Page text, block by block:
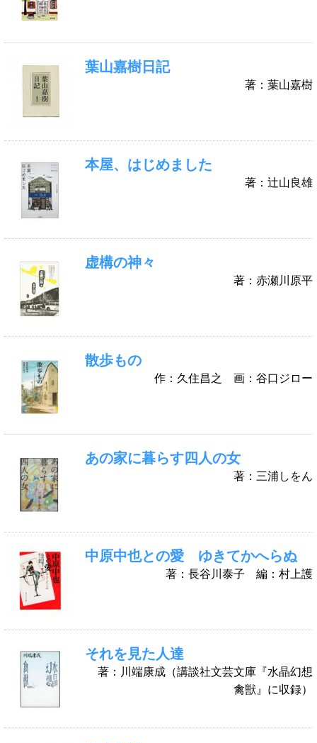
葉山嘉樹日記
著：葉山嘉樹
本屋、はじめました
著：辻山良雄
虚構の神々
著：赤瀬川原平
散歩もの
作：久住昌之 画：谷口ジロー
あの家に暮らす四人の女
著：三浦しをん
中原中也との愛 ゆきてかへらぬ
著：長谷川泰子 編：村上護
それを見た人達
著：川端康成（講談社文芸文庫『水晶幻想
禽獣』に収録）